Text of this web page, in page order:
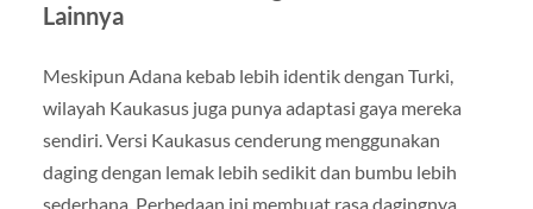
Lainnya
Meskipun Adana kebab lebih identik dengan Turki,
wilayah Kaukasus juga punya adaptasi gaya mereka
sendiri. Versi Kaukasus cenderung menggunakan
daging dengan lemak lebih sedikit dan bumbu lebih
sederhana. Perbedaan ini membuat rasa dagingnya